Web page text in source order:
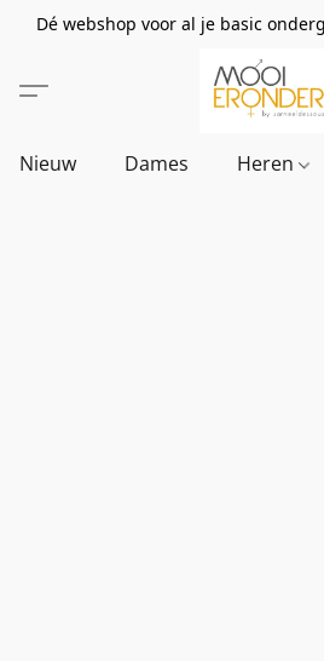
Dé webshop voor al je basic
Nieuw Dames Heren